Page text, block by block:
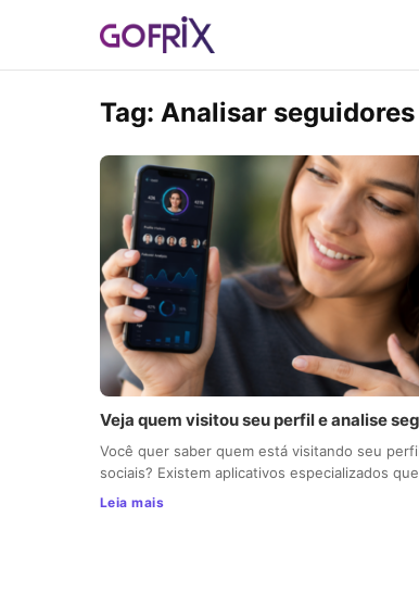
Tag: Analisar seguidores
Veja quem visitou seu perfil e analise
Você quer saber quem está visitando seu
sociais? Existem aplicativos especializados
Leia mais